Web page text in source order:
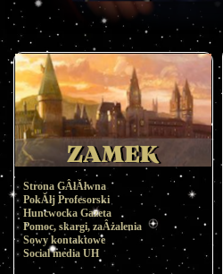
Strona GÂłĂłwna
PokĂłj Profesorski
Huncwocka Gazeta
Pomoc, skargi, zaÂżalenia
Sowy kontaktowe
Social media UH